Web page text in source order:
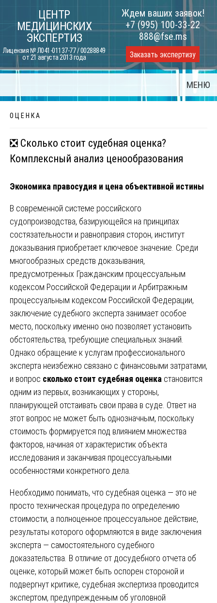
content
ЦЕНТР
МЕДИЦИНСКИХ
ЭКСПЕРТИЗ
Лицензия № Л041-01137-77 / 00288849
от 21 августа 2013 года
Ждем ваших заявок!
+7 (995) 100-33-22
888@fse.ms
Заказать экспертизу
МЕНЮ
О Ц Е Н К А
❎ Сколько стоит судебная оценка?
Комплексный анализ ценообразования
Экономика правосудия и цена объективной истины
В современной системе российского
судопроизводства, базирующейся на принципах
состязательности и равноправия сторон, институт
доказывания приобретает ключевое значение. Среди
многообразных средств доказывания,
предусмотренных Гражданским процессуальным
кодексом Российской Федерации и Арбитражным
процессуальным кодексом Российской Федерации,
заключение судебного эксперта занимает особое
место, поскольку именно оно позволяет установить
обстоятельства, требующие специальных знаний.
Однако обращение к услугам профессионального
эксперта неизбежно связано с финансовыми затратами,
и вопрос сколько стоит судебная оценка становится
одним из первых, возникающих у стороны,
планирующей отстаивать свои права в суде. Ответ на
этот вопрос не может быть однозначным, поскольку
стоимость формируется под влиянием множества
факторов, начиная от характеристик объекта
исследования и заканчивая процессуальными
особенностями конкретного дела.
Необходимо понимать, что судебная оценка — это не
просто техническая процедура по определению
стоимости, а полноценное процессуальное действие,
результаты которого оформляются в виде заключения
эксперта — самостоятельного судебного
доказательства. В отличие от досудебного отчета об
оценке, который может быть оспорен стороной и
подвергнут критике, судебная экспертиза проводится
экспертом, предупрежденным об уголовной